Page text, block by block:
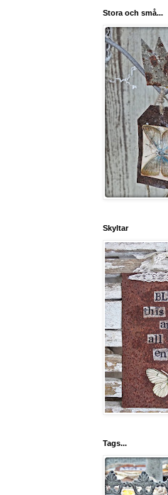
Stora och små...
Skyltar
Tags...